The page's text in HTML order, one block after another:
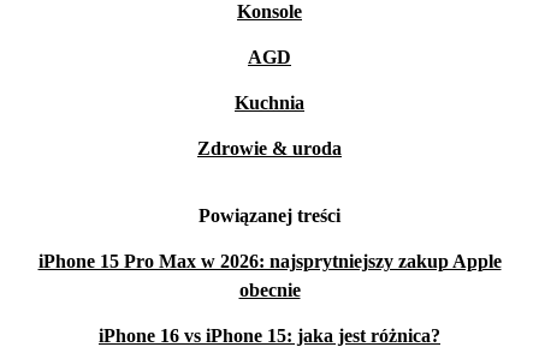
Konsole
AGD
Kuchnia
Zdrowie & uroda
Powiązanej treści
iPhone 15 Pro Max w 2026: najsprytniejszy zakup Apple
obecnie
iPhone 16 vs iPhone 15: jaka jest różnica?